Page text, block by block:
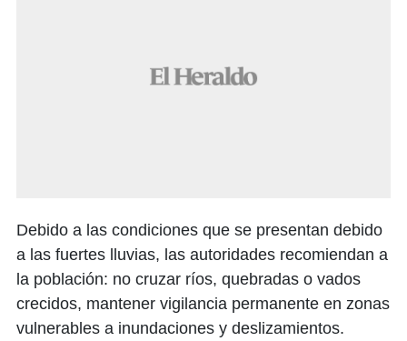
Debido a las condiciones que se presentan debido
a las fuertes lluvias, las autoridades recomiendan a
la población: no cruzar ríos, quebradas o vados
crecidos, mantener vigilancia permanente en zonas
vulnerables a inundaciones y deslizamientos.